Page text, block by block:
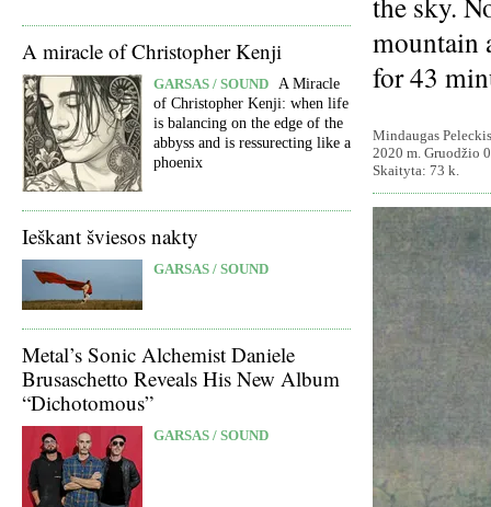
A miracle of Christopher Kenji
GARSAS / SOUND A Miracle
of Christopher Kenji: when life
is balancing on the edge of the
abbyss and is ressurecting like a
phoenix
Ieškant šviesos nakty
GARSAS / SOUND
Metal’s Sonic Alchemist Daniele
Brusaschetto Reveals His New Album
“Dichotomous”
GARSAS / SOUND
mountain
for 43
Mindaugas Peleckis
2020 m. Gruodžio
Skaityta: 73 k.